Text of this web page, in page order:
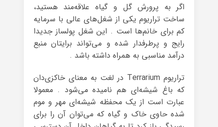
اگر به پرورش گل و گیاه علاقه‌مند هستید،
ساخت تراریوم یکی از شغل‌های عالی با سرمایه
کم برای خانم‌ها است . این شغل پولساز جدیدا
رایج و پرطرفدار شده و می‌تواند برایتان منبع
درآمد مناسبی به همراه داشته باشد .
تراریوم Terrarium در لغت به معنای خاکزی‌دان
که باغ شیشه‌ای هم نامیده می‌شود . معمولا
عبارت است از یک محفظه شیشه‌ای مهر و موم
شده حاوی خاک و گیاه که می‌توان آن را برای